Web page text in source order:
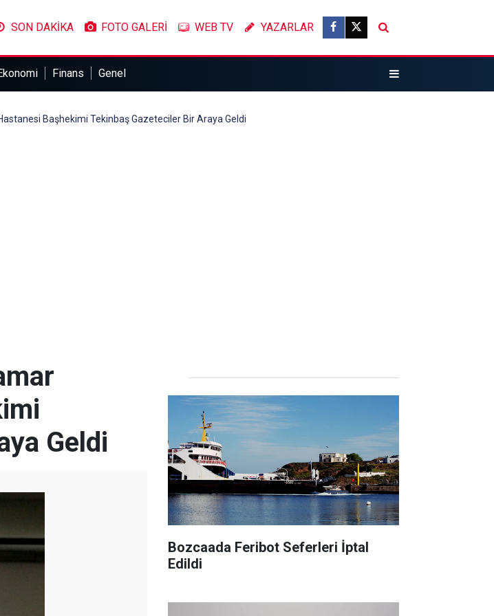
SON DAKİKA FOTO GALERİ WEB TV YAZARLAR
Finans Genel
Başhekimi Tekinbaş Gazeteciler Bir Araya Geldi
Geldi
Bozcaada Feribot Seferleri İptal
Edildi